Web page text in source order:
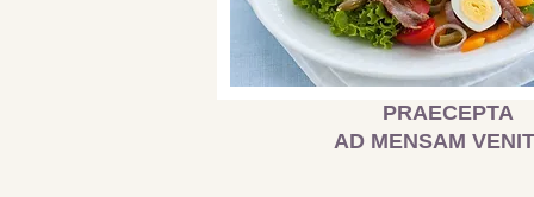
PRAECEPTA
AD MENSAM